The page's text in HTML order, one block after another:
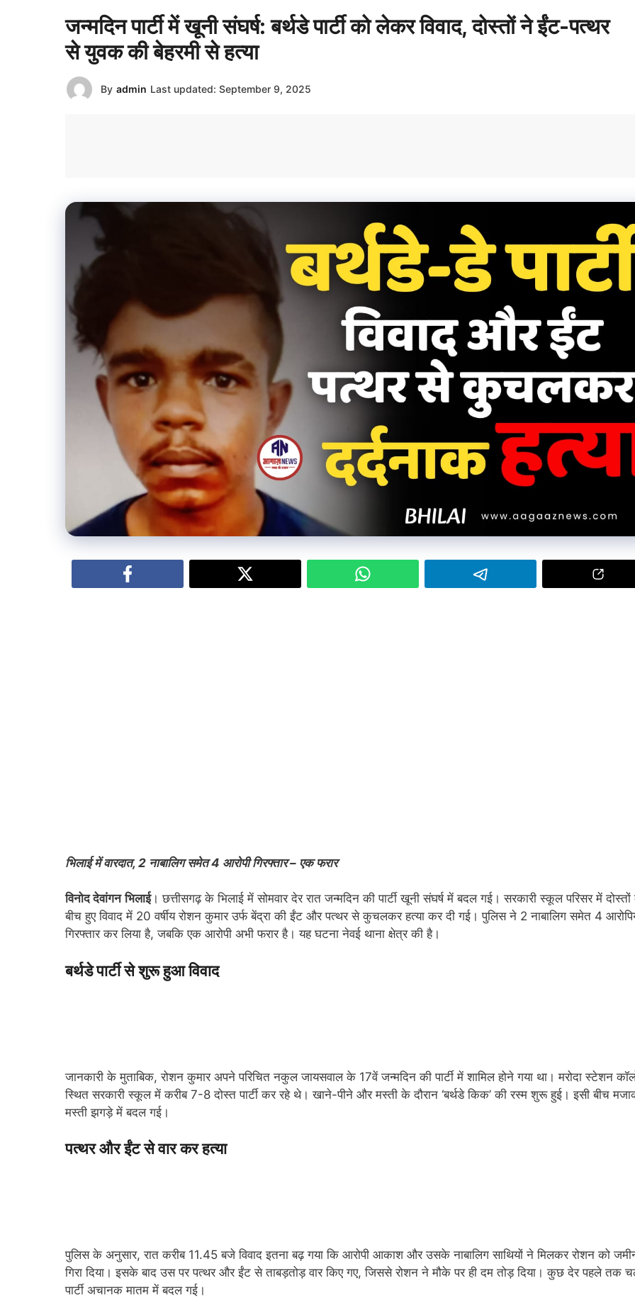
जन्मदिन पार्टी में खूनी संघर्ष: बर्थडे पार्टी को लेकर विवाद, दोस्तों ने ईंट-पत्थर
से युवक की बेहरमी से हत्या
By admin Last updated: September 9, 2025
भिलाई में वारदात, 2 नाबालिग समेत 4 आरोपी गिरफ्तार – एक फरार
विनोद देवांगन भिलाई। छत्तीसगढ़ के भिलाई में सोमवार देर रात जन्मदिन की पार्टी खूनी संघर्ष में बदल गई। सरकारी स्कूल परिसर में
बीच हुए विवाद में 20 वर्षीय रोशन कुमार उर्फ बेंद्रा की ईंट और पत्थर से कुचलकर हत्या कर दी गई। पुलिस ने 2 नाबालिग समेत 4
गिरफ्तार कर लिया है, जबकि एक आरोपी अभी फरार है। यह घटना नेवई थाना क्षेत्र की है।
बर्थडे पार्टी से शुरू हुआ विवाद
जानकारी के मुताबिक, रोशन कुमार अपने परिचित नकुल जायसवाल के 17वें जन्मदिन की पार्टी में शामिल होने गया था। मरोदा स्टेशन
स्थित सरकारी स्कूल में करीब 7-8 दोस्त पार्टी कर रहे थे। खाने-पीने और मस्ती के दौरान ‘बर्थडे किक’ की रस्म शुरू हुई। इसी बीच
मस्ती झगड़े में बदल गई।
पत्थर और ईंट से वार कर हत्या
पुलिस के अनुसार, रात करीब 11.45 बजे विवाद इतना बढ़ गया कि आरोपी आकाश और उसके नाबालिग साथियों ने मिलकर रोशन को
गिरा दिया। इसके बाद उस पर पत्थर और ईंट से ताबड़तोड़ वार किए गए, जिससे रोशन ने मौके पर ही दम तोड़ दिया। कुछ देर पहले तक
पार्टी अचानक मातम में बदल गई।